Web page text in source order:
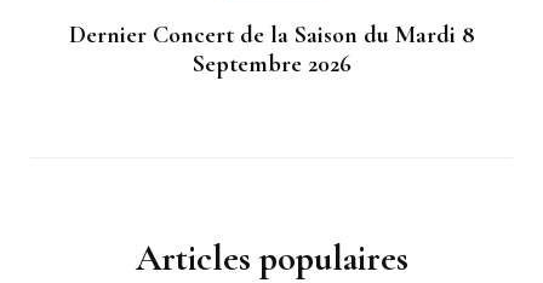
Dernier Concert de la Saison du Mardi 8
Septembre 2026
Articles populaires